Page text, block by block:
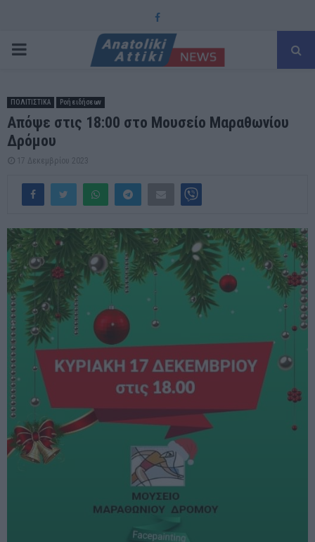
Facebook
PRIMARY
ΠΟΛΙΤΙΣΤΙΚΑ Ροή ειδήσεων
Απόψε στις 18:00 στο Μουσείο Μαραθωνίου
Δρόμου
17 Δεκεμβρίου 2023